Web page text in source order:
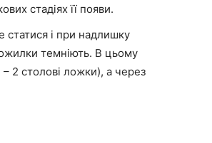
стадіях її появи.
і при надлишку
темніють. В цьому
2 столові ложки), а через